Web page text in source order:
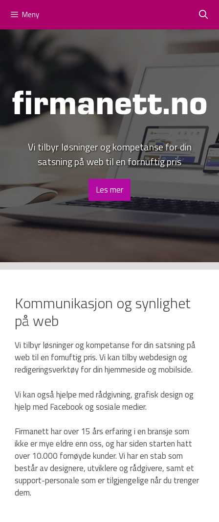
innehåll
Webmail
Vi tilbyr løsninger og kompetanse for din
satsning på web til en fornuftig pris
Les mer
Meny
Kommunikasjon og synlighet
på web
Vi tilbyr løsninger og kompetanse for din satsning på
web til en fornuftig pris. Vi kan tilby webdesign og
redigeringsverktøy for din hjemmeside og mobilside.
Vi kan også hjelpe med rådgivning, grafisk design og
hjelp med Facebook og sosiale medier.
Firmanett har over 15 års erfaring i en bransje som
ikke er mye eldre enn oss, og har siden starten hatt
over 10.000 fornøyde kunder. Vi har en stab som
består av designere, utviklere og rådgivere, samt et
support-personale som er tilgjengelige når du trenger
dem.